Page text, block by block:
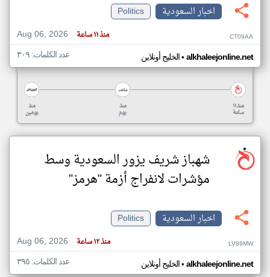
اخبار السعودية
Politics
Aug 06, 2026
منذ ١١ ساعة CT09AA
الخليج أونلاين• alkhaleejonline.net عدد الكلمات: ٣٠٩
منذ
يومين
منذ
يوم
منذ ١١
ساعة
شهباز شريف يزور السعودية وسط
مؤشرات لانفراج أزمة "هرمز"
اخبار السعودية
Politics
Aug 06, 2026
منذ ١٢ ساعة LV89MW
الخليج أونلاين• alkhaleejonline.net عدد الكلمات: ٣٩٥